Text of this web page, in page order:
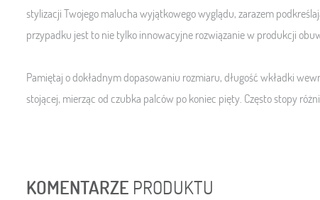
stylizacji Twojego malucha wyjątkowego wyglądu, zarazem
przypadku jest to nie tylko innowacyjne rozwiązanie w produkcji
Pamiętaj o dokładnym dopasowaniu rozmiaru, długość wkładki
stojącej, mierząc od czubka palców po koniec pięty. Często stopy
KOMENTARZE PRODUKTU